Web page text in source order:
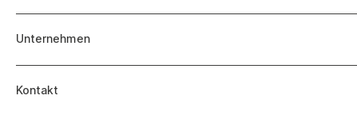
Unternehmen
Kontakt